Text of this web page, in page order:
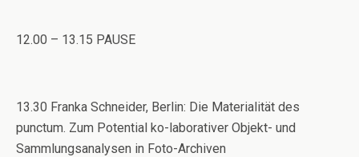
12.00 – 13.15 PAUSE
13.30 Franka Schneider, Berlin: Die Materialität des
punctum. Zum Potential ko-laborativer Objekt- und
Sammlungsanalysen in Foto-Archiven